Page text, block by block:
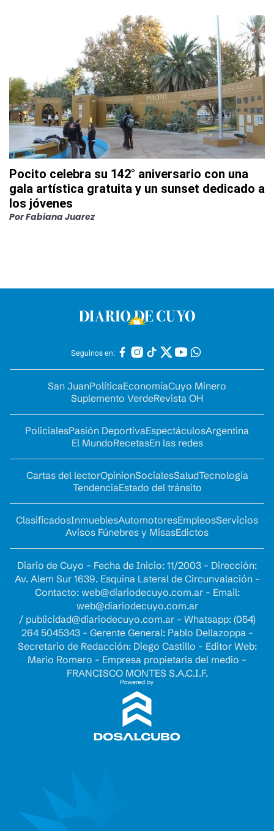
Pocito celebra su 142° aniversario con una
gala artística gratuita y un sunset dedicado a
los jóvenes
PorFabiana Juarez
Seguinos en:
San JuanPolíticaEconomíaCuyo Minero
Suplemento VerdeRevista OH
PolicialesPasión DeportivaEspectáculosArgentina
El MundoRecetasEn las redes
Cartas del lectorOpinionSocialesSaludTecnología
TendenciaEstado del tránsito
ClasificadosInmueblesAutomotoresEmpleosServicios
Avisos Fúnebres y MisasEdictos
Diario de Cuyo - Fecha de Inicio: 11/2003 - Dirección:
Av. Alem Sur 1639. Esquina Lateral de Circunvalación -
Contacto: web@diariodecuyo.com.ar- Email:
web@diariodecuyo.com.ar
/ publicidad@diariodecuyo.com.ar- Whatsapp: (054)
264 5045343 - Gerente General: Pablo Dellazoppa -
Secretario de Redacción: Diego Castillo - Editor Web:
Mario Romero - Empresa propietaria del medio -
FRANCISCO MONTES S.A.C.I.F.